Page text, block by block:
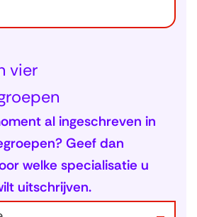
vier
al ingeschreven in
Geef dan
welke specialisatie u
uitschrijven.